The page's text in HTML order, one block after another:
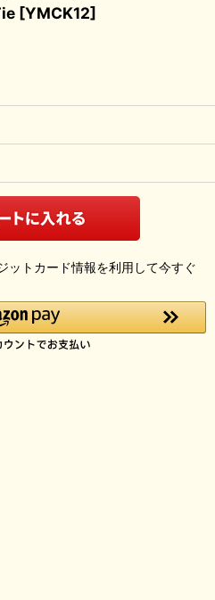
[YMCK12]
ットカード情報を利用して今すぐ